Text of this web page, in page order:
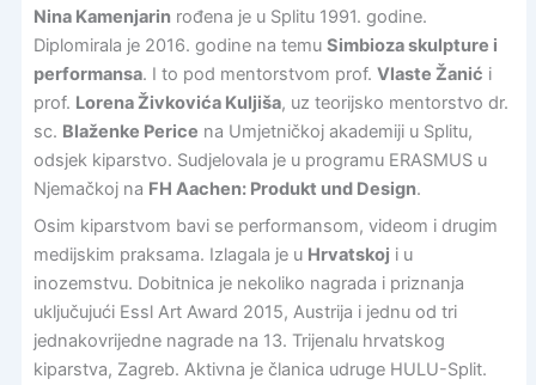
Nina Kamenjarinrođena je u Splitu 1991. godine.
Diplomirala je 2016. godine na temu Simbioza skulpture i
performansa. I to pod mentorstvom prof. Vlaste Žanić i
prof. Lorena Živkovića Kuljiša, uz teorijsko mentorstvo dr.
sc. Blaženke Perice na Umjetničkoj akademiji u Splitu,
odsjek kiparstvo. Sudjelovala je u programu ERASMUS u
Njemačkoj na FH Aachen: Produkt und Design.
Osim kiparstvom bavi se performansom, videom i drugim
medijskim praksama. Izlagala je u Hrvatskoj i u
inozemstvu. Dobitnica je nekoliko nagrada i priznanja
uključujući Essl Art Award 2015, Austrija i jednu od tri
jednakovrijedne nagrade na 13. Trijenalu hrvatskog
kiparstva, Zagreb. Aktivna je članica udruge HULU-Split.